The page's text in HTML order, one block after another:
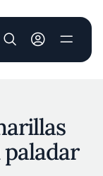
User account